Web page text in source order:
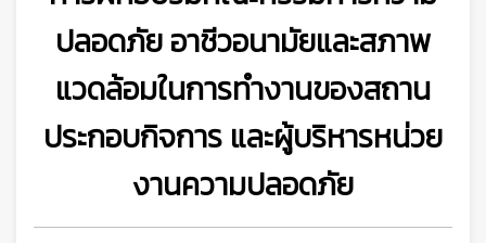
ปลอดภัย อาชีวอนามัยและสภาพ
แวดล้อมในการทำงานของสถาน
ประกอบกิจการ และผู้บริหารหน่วย
งานความปลอดภัย